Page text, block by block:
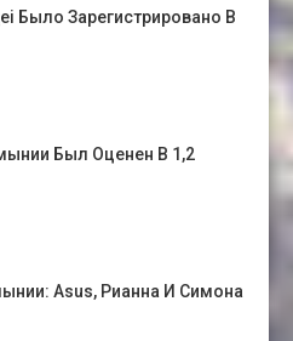
Было Зарегистрировано В
Был Оценен В 1,2
Asus, Рианна И Симона